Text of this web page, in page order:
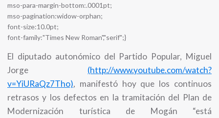
mso-para-margin-bottom:.0001pt;
mso-pagination:widow-orphan;
font-size:10.0pt;
font-family:"Times New Roman","serif";}
El diputado autonómico del Partido Popular, Miguel
Jorge (http://www.youtube.com/watch?
v=YiURaQz7Tho), manifestó hoy que los continuos
retrasos y los defectos en la tramitación del Plan de
Modernización turística de Mogán “está